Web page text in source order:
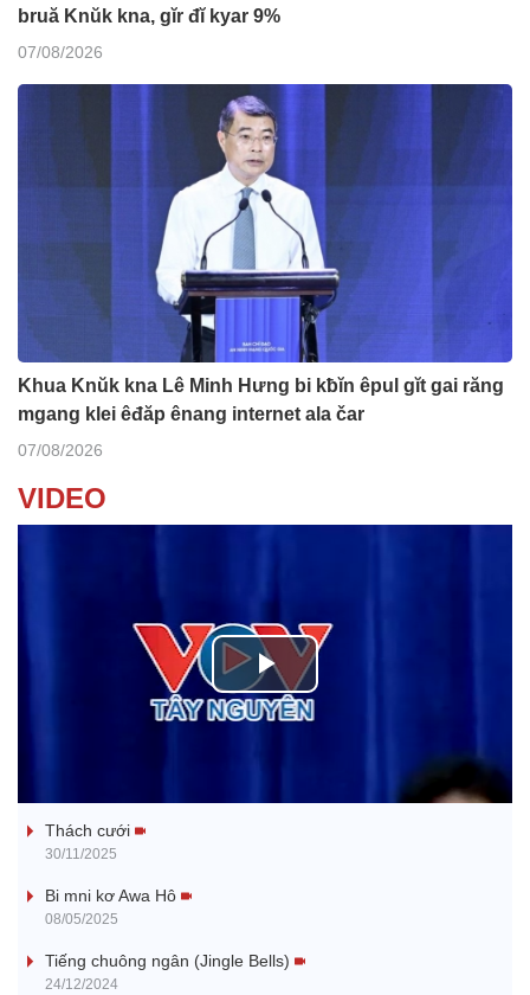
bruă Knŭk kna, gĭr đĭ kyar 9%
07/08/2026
Khua Knŭk kna Lê Minh Hưng bi kƀĭn êpul gĭt gai răng
mgang klei êđăp ênang internet ala čar
07/08/2026
VIDEO
P
a
i
Thách cưới
30/11/2025
Bi mni kơ Awa Hô
08/05/2025
Tiếng chuông ngân (Jingle Bells)
24/12/2024